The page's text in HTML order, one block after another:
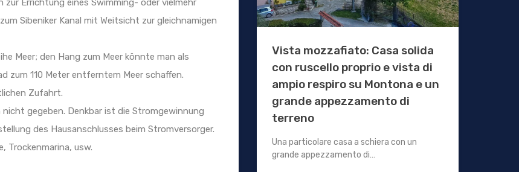
Errichtung eines Swimming- oder vielmehr
Sibeniker Kanal mit Weitsicht zur gleichnamigen
Meer; den Hang zum Meer könnte man als
zum 110 Meter entferntem Meer schaffen.
Zufahrt.
gegeben. Denkbar ist die Stromgewinnung
des Hausanschlusses beim Stromversorger.
Trockenmarina, usw.
Vista mozzafiato: Casa solida
con ruscello proprio e vista di
ampio respiro su Montona e un
grande appezzamento di
terreno
Una particolare casa a schiera con un
grande appezzamento di…